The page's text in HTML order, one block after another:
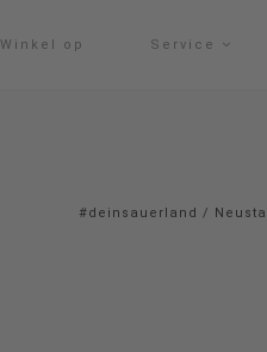
Winkel op Service
#deinsauerland /